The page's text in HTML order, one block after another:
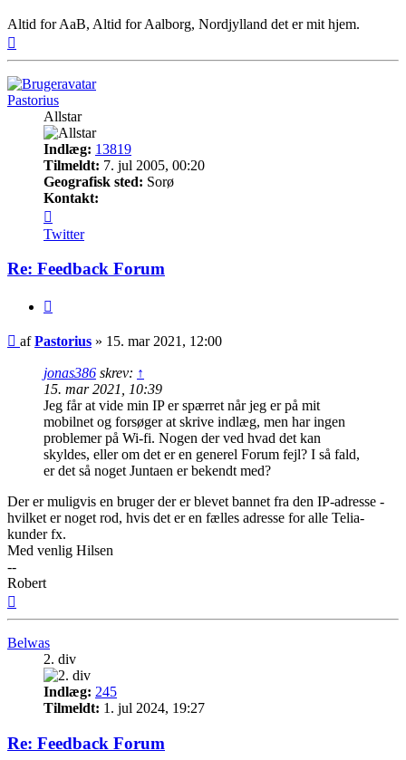
Altid for AaB, Altid for Aalborg, Nordjylland det er mit hjem.
Pastorius
Allstar
Indlæg: 13819
Tilmeldt: 7. jul 2005, 00:20
Geografisk sted: Sorø
Kontakt:
Pastorius
Twitter
Re: Feedback Forum
Indlæg
afPastorius » 15. mar 2021, 12:00
jonas386 skrev: ↑
15. mar 2021, 10:39
Jeg får at vide min IP er spærret når jeg er på mit
mobilnet og forsøger at skrive indlæg, men har ingen
problemer på Wi-fi. Nogen der ved hvad det kan
skyldes, eller om det er en generel Forum fejl? I så fald,
er det så noget Juntaen er bekendt med?
Der er muligvis en bruger der er blevet bannet fra den IP-adresse -
hvilket er noget rod, hvis det er en fælles adresse for alle Telia-
kunder fx.
Med venlig Hilsen
--
Robert
Belwas
2. div
Indlæg: 245
Tilmeldt: 1. jul 2024, 19:27
Re: Feedback Forum